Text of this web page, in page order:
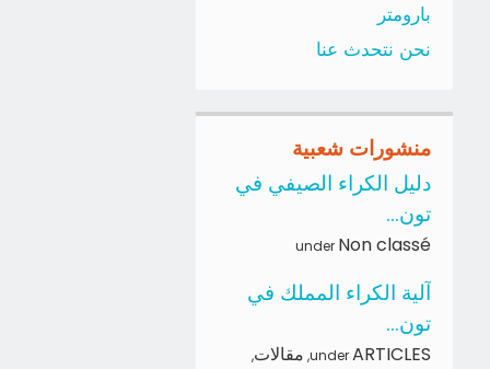
بارومتر
نحن نتحدث عنا
منشورات شعبية
دليل الكراء الصيفي في
تون...
under Non classé
آلية الكراء المملك في
تون...
underARTICLES
, مقالات,